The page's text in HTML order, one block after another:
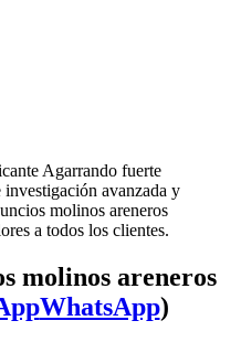
Agarrando fuerte
avanzada y
molinos areneros
a todos los clientes.
molinos areneros
WhatsApp)